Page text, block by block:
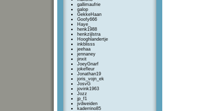
gallimaufrie
galop
GekkeHaan
Goofy666
Haye_
henk1988
henkzijlstra
Hooghlandertje
inkblisss
jeehaa
jennaney
jinxit
JoeyGnarf
jokefleur
Jonathan19
joris_vojn_ek
JosvG
jovink1963
Jozz
jp_f1
jvdweiden
kaderrino85